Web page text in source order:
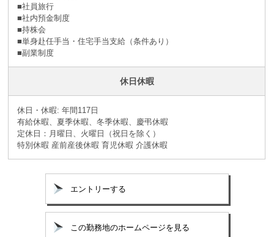
■社員旅⾏
■社内預⾦制度
■持株会
■単身赴任手当・住宅手当支給（条件あり）
■副業制度
休日休暇
休日・休暇: 年間117日
有給休暇、夏季休暇、冬季休暇、慶弔休暇
定休日：月曜日、火曜日（祝日を除く）
特別休暇 産前産後休暇 育児休暇 介護休暇
エントリーする
この勤務地のホームページを見る